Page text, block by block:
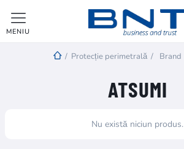
MENIU
/ Protecție perimetrală / Brand
ATSUMI
Nu există niciun produs.